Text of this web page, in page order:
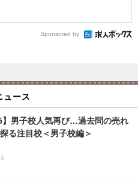
Sponsored by
ュース
】男子校人気再び…過去問の売れ
る注目校＜男子校編＞